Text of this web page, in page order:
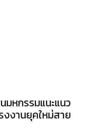
หกรรมแนะแนว
งานยุคใหม่สาย